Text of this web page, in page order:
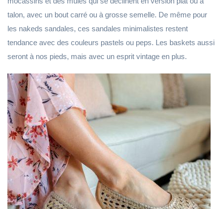
talon, avec un bout carré ou à grosse semelle. De même pour
les nakeds sandales, ces sandales minimalistes restent
tendance avec des couleurs pastels ou peps. Les baskets aussi
seront à nos pieds, mais avec un esprit vintage en plus.